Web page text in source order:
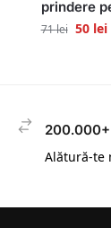
prindere
71lei 50 lei
Alătură-te